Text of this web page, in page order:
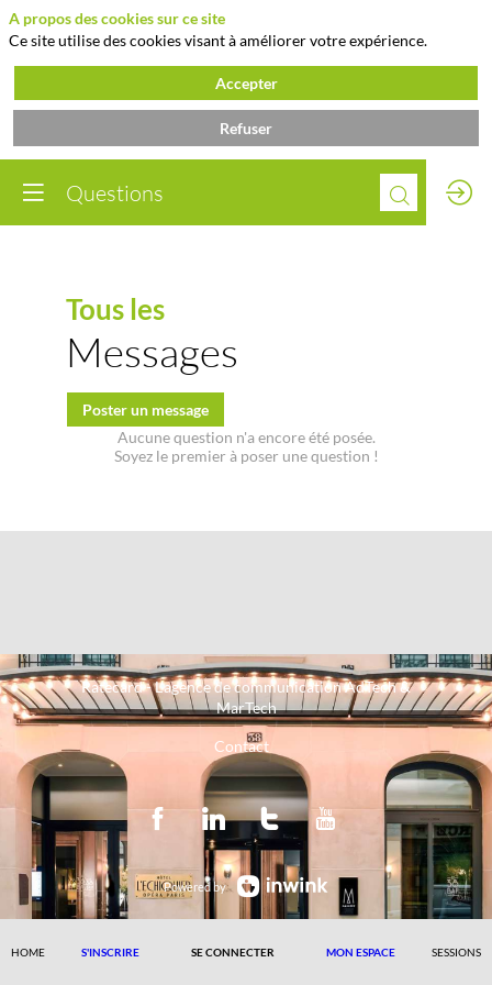
Questions
Tous les
Messages
Poster un message
Aucune question n'a encore été posée.
Soyez le premier à poser une question !
Ratecard - L'agence de communication AdTech &
MarTech
Contact
Powered by
HOME S'INSCRIRE SE CONNECTER MON ESPACE SESSIONS
A propos des cookies sur ce site
Ce site utilise des cookies visant à améliorer votre expérience.
Accepter
Refuser